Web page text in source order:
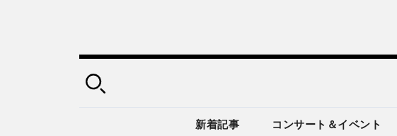
新着記事 コンサート＆イベント